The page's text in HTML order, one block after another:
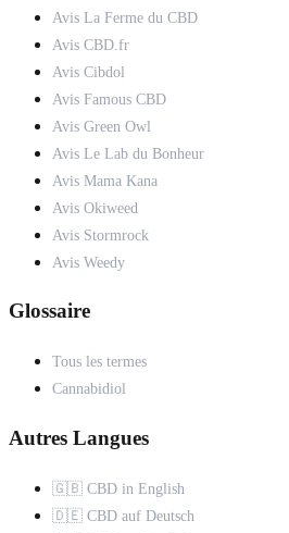
Avis La Ferme du CBD
Avis CBD.fr
Avis Cibdol
Avis Famous CBD
Avis Green Owl
Avis Le Lab du Bonheur
Avis Mama Kana
Avis Okiweed
Avis Stormrock
Avis Weedy
Glossaire
Tous les termes
Cannabidiol
Autres Langues
🇬🇧 CBD in English
🇩🇪 CBD auf Deutsch